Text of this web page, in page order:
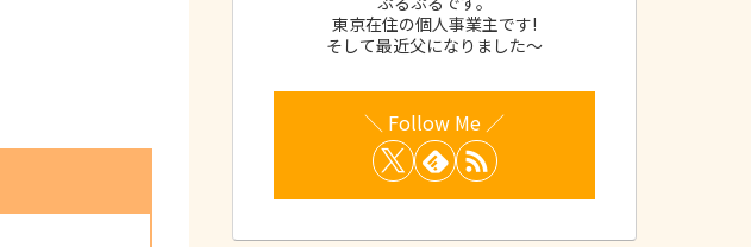
東京在住の個人事業主です!
そして最近父になりました～